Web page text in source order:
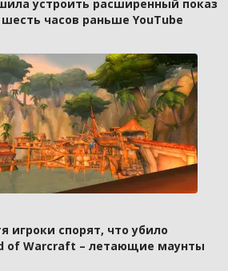
устроить расширенный показ
часов раньше YouTube
игроки спорят, что убило
of Warcraft – летающие маунты